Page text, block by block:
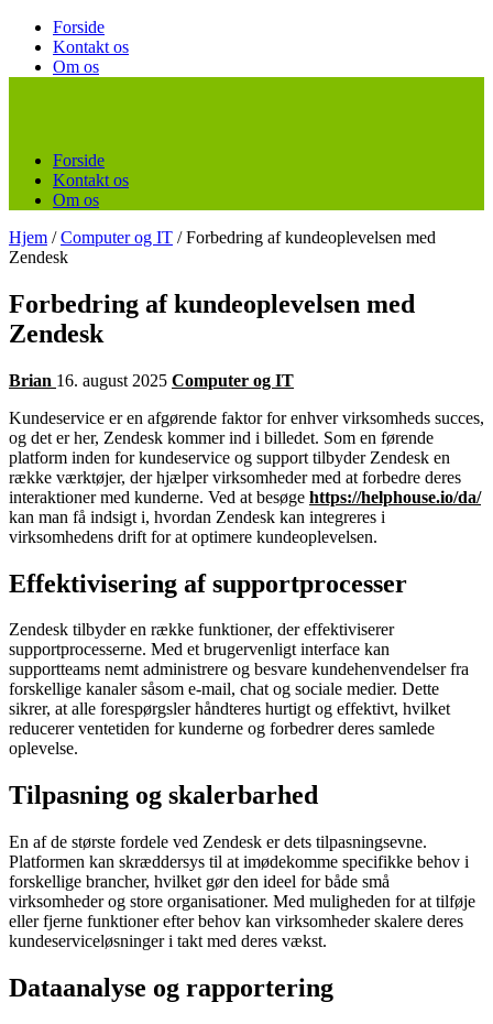
Forside
Kontakt os
Om os
Forside
Kontakt os
Om os
Hjem / Computer og IT / Forbedring af kundeoplevelsen med
Zendesk
Forbedring af kundeoplevelsen med
Zendesk
Brian 16. august 2025 Computer og IT
Kundeservice er en afgørende faktor for enhver virksomheds succes,
og det er her, Zendesk kommer ind i billedet. Som en førende
platform inden for kundeservice og support tilbyder Zendesk en
række værktøjer, der hjælper virksomheder med at forbedre deres
interaktioner med kunderne. Ved at besøge https://helphouse.io/da/
kan man få indsigt i, hvordan Zendesk kan integreres i
virksomhedens drift for at optimere kundeoplevelsen.
Effektivisering af supportprocesser
Zendesk tilbyder en række funktioner, der effektiviserer
supportprocesserne. Med et brugervenligt interface kan
supportteams nemt administrere og besvare kundehenvendelser fra
forskellige kanaler såsom e-mail, chat og sociale medier. Dette
sikrer, at alle forespørgsler håndteres hurtigt og effektivt, hvilket
reducerer ventetiden for kunderne og forbedrer deres samlede
oplevelse.
Tilpasning og skalerbarhed
En af de største fordele ved Zendesk er dets tilpasningsevne.
Platformen kan skræddersys til at imødekomme specifikke behov i
forskellige brancher, hvilket gør den ideel for både små
virksomheder og store organisationer. Med muligheden for at tilføje
eller fjerne funktioner efter behov kan virksomheder skalere deres
kundeserviceløsninger i takt med deres vækst.
Dataanalyse og rapportering